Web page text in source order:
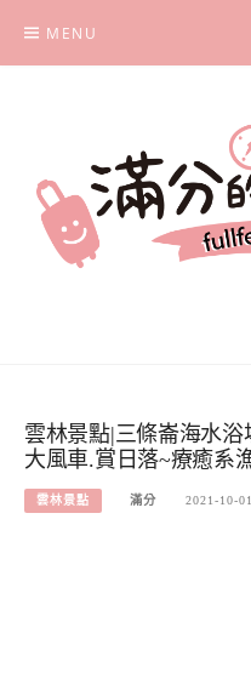
content
MENU
雲林景點|三條崙海水
大風車.賞日落~療癒系
雲林景點 滿分 2021-10-01